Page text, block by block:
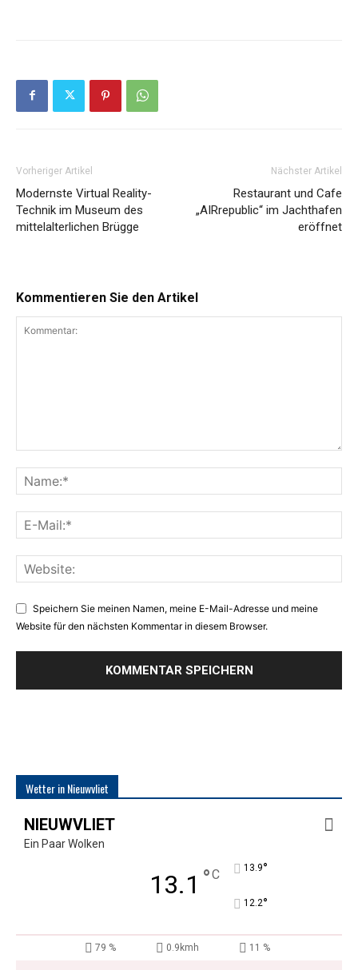
Vorheriger Artikel
Modernste Virtual Reality-
Technik im Museum des
mittelalterlichen Brügge
Nächster Artikel
Restaurant und Cafe
„AIRrepublic“ im Jachthafen
eröffnet
Kommentieren Sie den Artikel
Speichern Sie meinen Namen, meine E-Mail-Adresse und meine
Website für den nächsten Kommentar in diesem Browser.
Wetter in Nieuwvliet
NIEUWVLIET
Ein Paar Wolken
13.1 °C 13.9°
12.2°
79 % 0.9kmh 11 %